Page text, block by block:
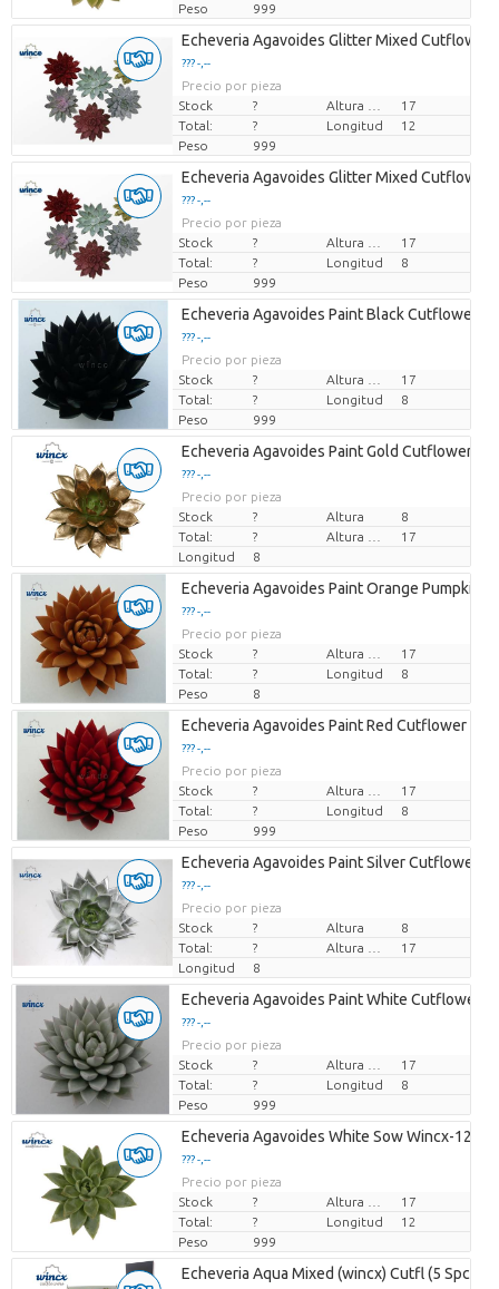
Peso
999
Echeveria Agavoides Glitter Mixed Cutflower
??? -,--
Precio por pieza
Stock
?
17
Total:
? Longitud
12
Peso
999
Echeveria Agavoides Glitter Mixed Cutflower
??? -,--
Precio por pieza
Stock
?
17
Total:
? Longitud
8
Peso
999
Echeveria Agavoides Paint Black Cutflower
??? -,--
Precio por pieza
Stock
?
17
Total:
? Longitud
8
Peso
999
Echeveria Agavoides Paint Gold Cutflower
??? -,--
Precio por pieza
Stock
? Altura
8
Total:
?
17
Longitud
8
Echeveria Agavoides Paint Orange Pumpkin
??? -,--
Precio por pieza
Stock
?
17
Total:
? Longitud
8
Peso
8
Echeveria Agavoides Paint Red Cutflower
??? -,--
Precio por pieza
Stock
?
17
Total:
? Longitud
8
Peso
999
Echeveria Agavoides Paint Silver Cutflower
??? -,--
Precio por pieza
Stock
? Altura
8
Total:
?
17
Longitud
8
Echeveria Agavoides Paint White Cutflower
??? -,--
Precio por pieza
Stock
?
17
Total:
? Longitud
8
Peso
999
Echeveria Agavoides White Sow Wincx-12cm
??? -,--
Precio por pieza
Stock
?
17
Total:
? Longitud
12
Peso
999
Echeveria Aqua Mixed (wincx) Cutfl (5 Spcs)